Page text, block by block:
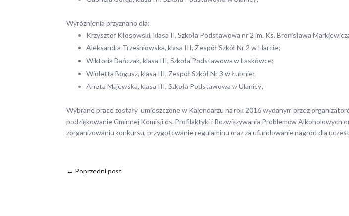
Wyróżnienia przyznano dla:
Krzysztof Kłosowski, klasa II, Szkoła Podstawowa nr 2 im. Ks. Bronisława
Aleksandra Trześniowska, klasa III, Zespół Szkół Nr 2 w Harcie;
Wiktoria Dańczak, klasa III, Szkoła Podstawowa w Laskówce;
Wioletta Bogusz, klasa III, Zespół Szkół Nr 3 w Łubnie;
Aneta Majewska, klasa III, Szkoła Podstawowa w Ulanicy;
Wybrane prace zostały umieszczone w Kalendarzu na rok 2016 wydanym przez
podziękowanie Gminnej Komisji ds. Profilaktyki i Rozwiązywania Problemów
zorganizowaniu konkursu, przygotowanie regulaminu oraz za ufundowanie nagród dla
← Poprzedni post